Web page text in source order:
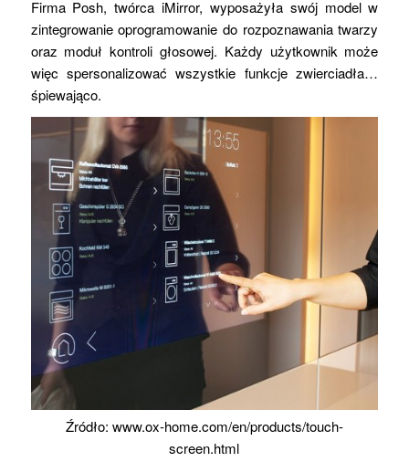
Firma Posh, twórca iMirror, wyposażyła swój model w
zintegrowanie oprogramowanie do rozpoznawania twarzy
oraz moduł kontroli głosowej. Każdy użytkownik może
więc spersonalizować wszystkie funkcje zwierciadła…
śpiewająco.
Źródło: www.ox-home.com/en/products/touch-
screen.html